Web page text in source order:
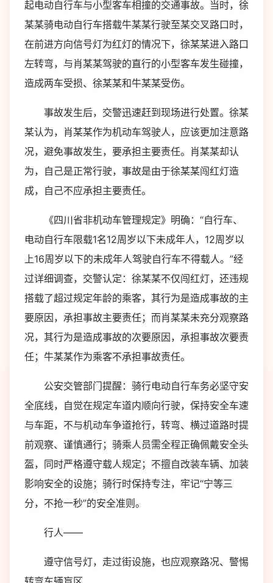
起电动自行车与小型客车相撞的交通事故。当时，徐
某某骑电动自行车搭载牛某某行驶至某交叉路口时，
在前进方向信号灯为红灯的情况下，徐某某进入路口
左转弯，与肖某某驾驶的直行的小型客车发生碰撞，
造成两车受损、徐某某和牛某某受伤。
事故发生后，交警迅速赶到现场进行处置。徐某
某认为，肖某某作为机动车驾驶人，应该更加注意路
况，避免事故发生，要承担主要责任。肖某某却认
为，自己是正常行驶，事故是由于徐某某闯红灯造
成，自己不应承担主要责任。
《四川省非机动车管理规定》明确：“自行车、
电动自行车限载1名12周岁以下未成年人，12周岁以
上16周岁以下的未成年人驾驶自行车不得载人。”经
过详细调查，交警认定：徐某某不仅闯红灯，还违规
搭载了超过规定年龄的乘客，其行为是造成事故的主
要原因，承担事故主要责任；而肖某某未充分观察路
况，其行为是造成事故的次要原因，承担事故次要责
任；牛某某作为乘客不承担事故责任。
公安交管部门提醒：骑行电动自行车务必坚守安
全底线，自觉在规定车道内顺向行驶，保持安全车速
与车距，不与机动车争道抢行，转弯、横过道路时提
前观察、谨慎通行；骑乘人员需全程正确佩戴安全头
盔，同时严格遵守载人规定；不擅自改装车辆、加装
影响安全的设施；骑行时保持专注，牢记“宁等三
分，不抢一秒”的安全准则。
行人——
遵守信号灯，走过街设施，也应观察路况、警惕